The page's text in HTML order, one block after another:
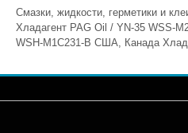
Смазки, жидкости, герметики и
Хладагент PAG Oil / YN-35 WSS-
WSH-M1C231-B США, Канада